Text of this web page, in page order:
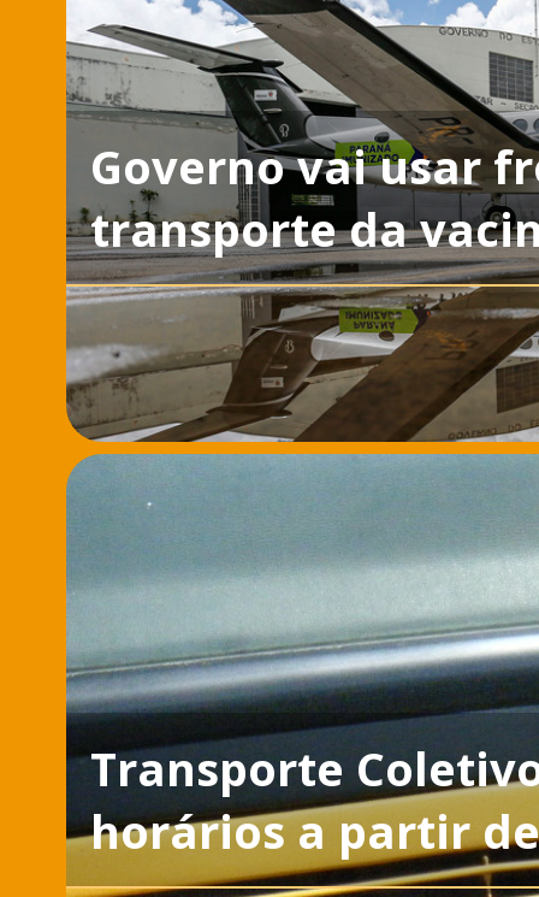
Governo vai usar
transporte da
Transporte
horários a partir